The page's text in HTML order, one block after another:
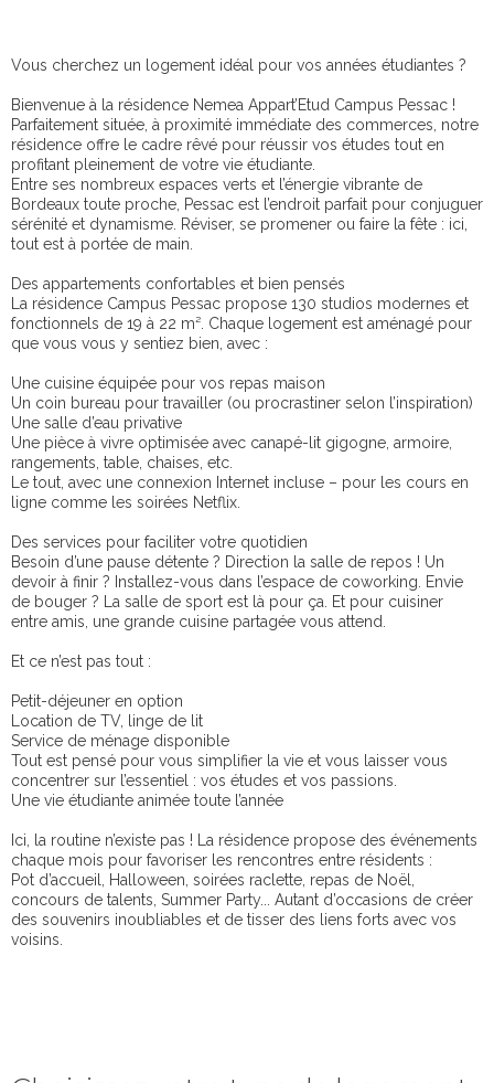
Vous cherchez un logement idéal pour vos années étudiantes ?
Bienvenue à la résidence Nemea Appart’Etud Campus Pessac !
Parfaitement située, à proximité immédiate des commerces, notre
résidence offre le cadre rêvé pour réussir vos études tout en
profitant pleinement de votre vie étudiante.
Entre ses nombreux espaces verts et l’énergie vibrante de
Bordeaux toute proche, Pessac est l’endroit parfait pour conjuguer
sérénité et dynamisme. Réviser, se promener ou faire la fête : ici,
tout est à portée de main.
Des appartements confortables et bien pensés
La résidence Campus Pessac propose 130 studios modernes et
fonctionnels de 19 à 22 m². Chaque logement est aménagé pour
que vous vous y sentiez bien, avec :
Une cuisine équipée pour vos repas maison
Un coin bureau pour travailler (ou procrastiner selon l’inspiration)
Une salle d’eau privative
Une pièce à vivre optimisée avec canapé-lit gigogne, armoire,
rangements, table, chaises, etc.
Le tout, avec une connexion Internet incluse – pour les cours en
ligne comme les soirées Netflix.
Des services pour faciliter votre quotidien
Besoin d’une pause détente ? Direction la salle de repos ! Un
devoir à finir ? Installez-vous dans l’espace de coworking. Envie
de bouger ? La salle de sport est là pour ça. Et pour cuisiner
entre amis, une grande cuisine partagée vous attend.
Et ce n’est pas tout :
Petit-déjeuner en option
Location de TV, linge de lit
Service de ménage disponible
Tout est pensé pour vous simplifier la vie et vous laisser vous
concentrer sur l’essentiel : vos études et vos passions.
Une vie étudiante animée toute l’année
Ici, la routine n’existe pas ! La résidence propose des événements
chaque mois pour favoriser les rencontres entre résidents :
Pot d’accueil, Halloween, soirées raclette, repas de Noël,
concours de talents, Summer Party... Autant d’occasions de créer
des souvenirs inoubliables et de tisser des liens forts avec vos
voisins.